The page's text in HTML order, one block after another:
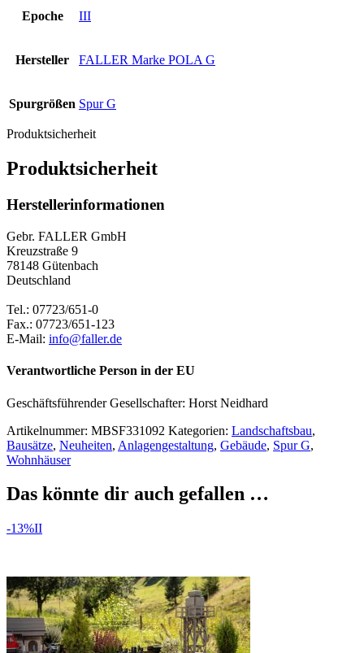
Epoche III
Hersteller FALLER Marke POLA G
Spurgrößen Spur G
Produktsicherheit
Produktsicherheit
Herstellerinformationen
Gebr. FALLER GmbH
Kreuzstraße 9
78148 Gütenbach
Deutschland
Tel.: 07723/651-0
Fax.: 07723/651-123
E-Mail: info@faller.de
Verantwortliche Person in der EU
Geschäftsführender Gesellschafter: Horst Neidhard
Artikelnummer: MBSF331092 Kategorien: Landschaftsbau,
Bausätze, Neuheiten, Anlagengestaltung, Gebäude, Spur G,
Wohnhäuser
Das könnte dir auch gefallen …
-13%II